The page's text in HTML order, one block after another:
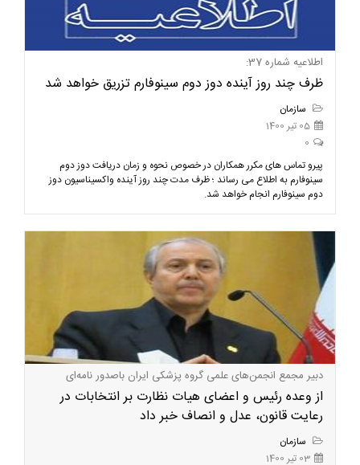
اطلاعیه شماره 37:
ظرف چند روز آینده دوز دوم سینوفارم تزریق خواهد شد
سازمان
05 تیر 1400
0
پیرو تماس های مکرر همکاران در خصوص نحوه و زمان دریافت دوز دوم
سینوفارم به اطلاع می رساند ؛ ظرف مدت چند روز آینده واکسیناسیون دوز
دوم سینوفارم انجام خواهد شد.
دبیر مجمع انجمن‌های علمی گروه پزشکی ایران باصدور نامه‌ای
از وعده رئیس و اعضای هیات نظارت بر انتخابات در
رعایت قانون، عدل و انصاف خبر داد
سازمان
03 تیر 1400